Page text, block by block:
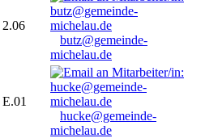
2.06
butz@gemeinde-
michelau.de
E.01
hucke@gemeinde-
michelau.de